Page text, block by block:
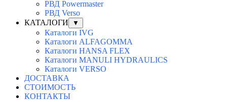
РВД Powermaster
РВД Verso
КАТАЛОГИ
▼
Каталоги IVG
Каталоги ALFAGOMMA
Каталоги HANSA FLEX
Каталоги MANULI HYDRAULICS
Каталоги VERSO
ДОСТАВКА
СТОИМОСТЬ
КОНТАКТЫ